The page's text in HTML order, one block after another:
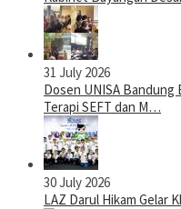
31 July 2026
Dosen UNISA Bandung
Terapi SEFT dan M…
30 July 2026
LAZ Darul Hikam Gelar